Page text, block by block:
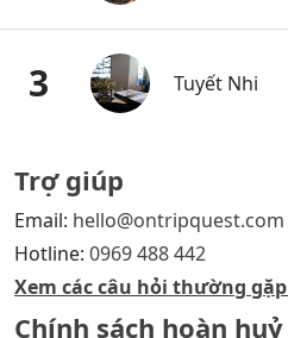
3 Tuyết Nhi
Trợ giúp
Email: hello@ontripquest.com
Hotline: 0969 488 442
Xem các câu hỏi thường gặp
Chính sách hoàn huỷ